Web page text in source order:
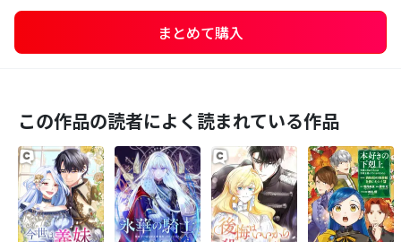
まとめて購入
この作品の読者によく読まれている作品